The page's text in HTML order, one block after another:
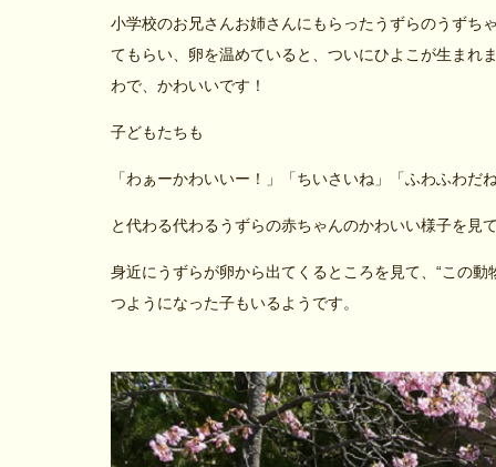
小学校のお兄さんお姉さんにもらったうずらのうずち
てもらい、卵を温めていると、ついにひよこが生まれ
わで、かわいいです！
子どもたちも
「わぁーかわいいー！」「ちいさいね」「ふわふわ
と代わる代わるうずらの赤ちゃんのかわいい様子を見
身近にうずらが卵から出てくるところを見て、“この
つようになった子もいるようです。